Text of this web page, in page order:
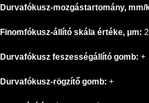
Durvafókusz-mozgástartomány, mm/
Finomfókusz-állító skála értéke, μm: 2
Durvafókusz feszességállító gomb: +
Durvafókusz-rögzítő gomb: +